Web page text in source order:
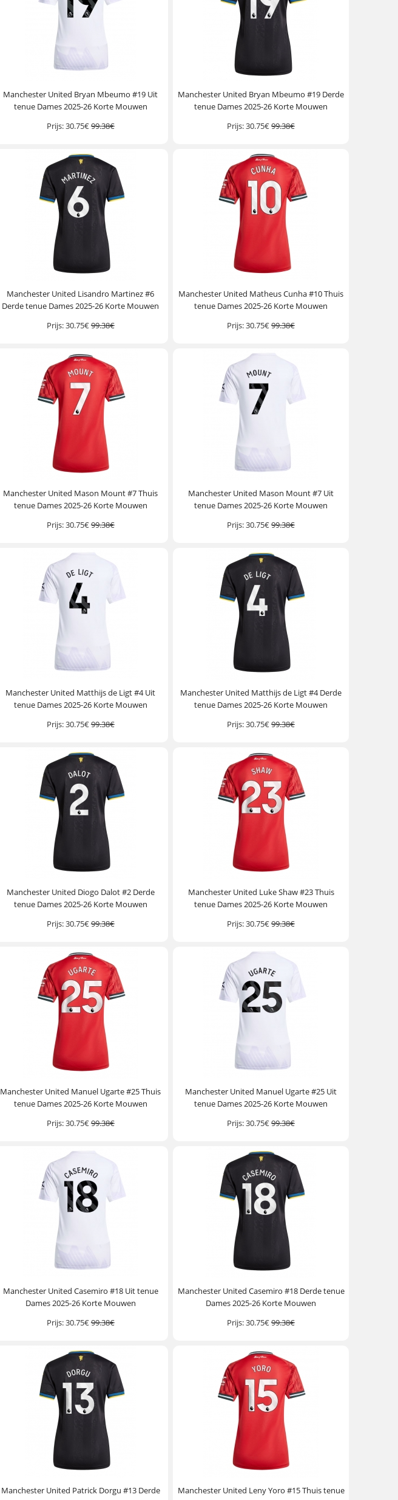
Manchester United Bryan Mbeumo #19 Uit
tenue Dames 2025-26 Korte Mouwen
Prijs:30.75€99.38€
Manchester United Bryan Mbeumo #19 Derde
tenue Dames 2025-26 Korte Mouwen
Prijs:30.75€99.38€
Manchester United Lisandro Martinez #6
Derde tenue Dames 2025-26 Korte Mouwen
Prijs:30.75€99.38€
Manchester United Matheus Cunha #10 Thuis
tenue Dames 2025-26 Korte Mouwen
Prijs:30.75€99.38€
Manchester United Mason Mount #7 Thuis
tenue Dames 2025-26 Korte Mouwen
Prijs:30.75€99.38€
Manchester United Mason Mount #7 Uit
tenue Dames 2025-26 Korte Mouwen
Prijs:30.75€99.38€
Manchester United Matthijs de Ligt #4 Uit
tenue Dames 2025-26 Korte Mouwen
Prijs:30.75€99.38€
Manchester United Matthijs de Ligt #4 Derde
tenue Dames 2025-26 Korte Mouwen
Prijs:30.75€99.38€
Manchester United Diogo Dalot #2 Derde
tenue Dames 2025-26 Korte Mouwen
Prijs:30.75€99.38€
Manchester United Luke Shaw #23 Thuis
tenue Dames 2025-26 Korte Mouwen
Prijs:30.75€99.38€
Manchester United Manuel Ugarte #25 Thuis
tenue Dames 2025-26 Korte Mouwen
Prijs:30.75€99.38€
Manchester United Manuel Ugarte #25 Uit
tenue Dames 2025-26 Korte Mouwen
Prijs:30.75€99.38€
Manchester United Casemiro #18 Uit tenue
Dames 2025-26 Korte Mouwen
Prijs:30.75€99.38€
Manchester United Casemiro #18 Derde tenue
Dames 2025-26 Korte Mouwen
Prijs:30.75€99.38€
Manchester United Patrick Dorgu #13 Derde
Manchester United Leny Yoro #15 Thuis tenue